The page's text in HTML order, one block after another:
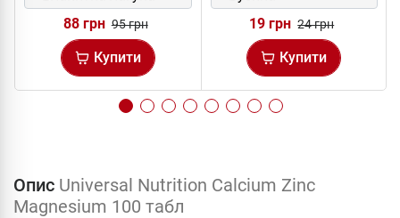
88 грн 95 грн
Купити
19 грн 24 грн
Купити
Опис Universal Nutrition Calcium Zinc
Magnesium 100 табл